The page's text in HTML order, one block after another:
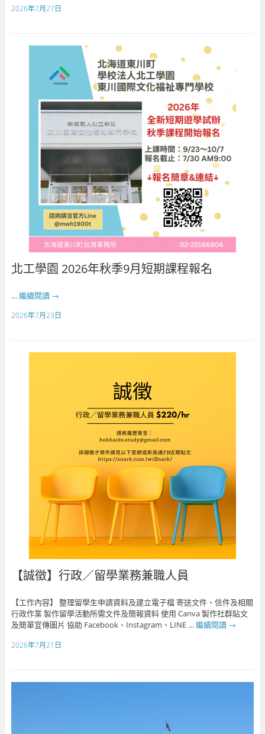
2026年7月27日
北工學園 2026年秋季9月短期課程報名
… 繼續閱讀 →
2026年7月23日
【誠徵】行政／留學業務兼職人員
【工作內容】 整理留學生申請資料及建立電子檔 寄送文件、信件及相關
行政作業 製作留學活動所需文件及簡報資料 使用 Canva 製作社群貼文
及簡單宣傳圖片 協助 Facebook、Instagram、LINE … 繼續閱讀 →
2026年7月21日